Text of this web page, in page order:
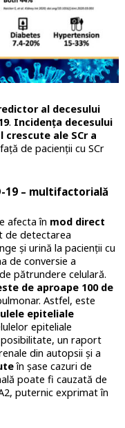
al decesului
. Incidența decesului
ale SCr a
de pacienții cu SCr
19 – multifactorială
afecta în mod direct
de detectarea
și urină la pacienții cu
de conversie a
pătrundere celulară.
de aproape 100 de
Astfel, este
epiteliale
epiteliale
un raport
din autopsii și a
în șase cazuri de
poate fi cauzată de
puternic exprimat în